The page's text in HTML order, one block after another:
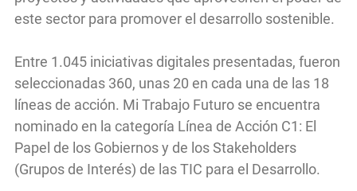
este sector para promover el desarrollo sostenible.
Entre 1.045 iniciativas digitales presentadas, fueron
seleccionadas 360, unas 20 en cada una de las 18
líneas de acción. Mi Trabajo Futuro se encuentra
nominado en la categoría Línea de Acción C1: El
Papel de los Gobiernos y de los Stakeholders
(Grupos de Interés) de las TIC para el Desarrollo.